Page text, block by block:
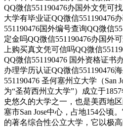
QQ微信551190476办国外文凭可
大学有毕业证QQ微信551190476
551190476国外编号查询QQ微信
定金吗QQ微信551190476办国外
上购买真文凭可信吗QQ微信
QQ微信551190476 国外资格证书
办理学历认证QQ微信551190476
551190476 圣何塞州立大学（San
为“圣荷西州立大学”）成立于
史悠久的大学之一，也是美西地
塞市San Jose中心，占地154公顷
的著名综合性公立大学，它以极